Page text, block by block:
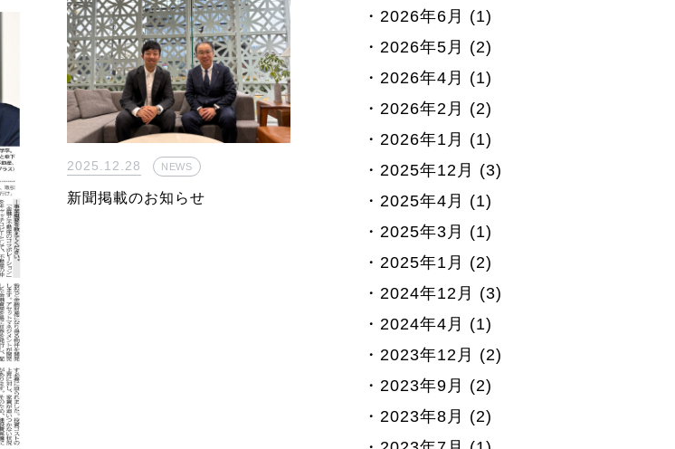
2025.12.28 NEWS
新聞掲載のお知らせ
2026年6月 (1)
2026年5月 (2)
2026年4月 (1)
2026年2月 (2)
2026年1月 (1)
2025年12月 (3)
2025年4月 (1)
2025年3月 (1)
2025年1月 (2)
2024年12月 (3)
2024年4月 (1)
2023年12月 (2)
2023年9月 (2)
2023年8月 (2)